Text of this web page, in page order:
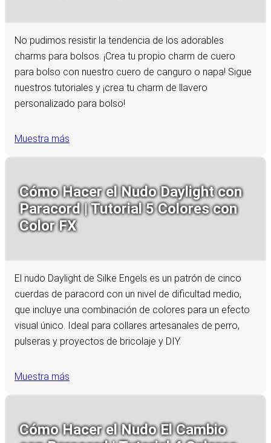
No pudimos resistir la tendencia de los adorables
charms para bolsos. ¡Crea tu propio charm de cuero
para bolso con nuestro cuero de canguro o napa! Sigue
nuestros tutoriales y ¡crea tu charm de llavero
personalizado para bolso!
Muestra más
Cómo Hacer el Nudo Daylight con
Paracord | Tutorial 5 Colores con
Color FX
El nudo Daylight de Silke Engels es un patrón de cinco
cuerdas de paracord con un nivel de dificultad medio,
que incluye una combinación de colores para un efecto
visual único. Ideal para collares artesanales de perro,
pulseras y proyectos de bricolaje y DIY.
Muestra más
Cómo Hacer el Nudo El Cambio